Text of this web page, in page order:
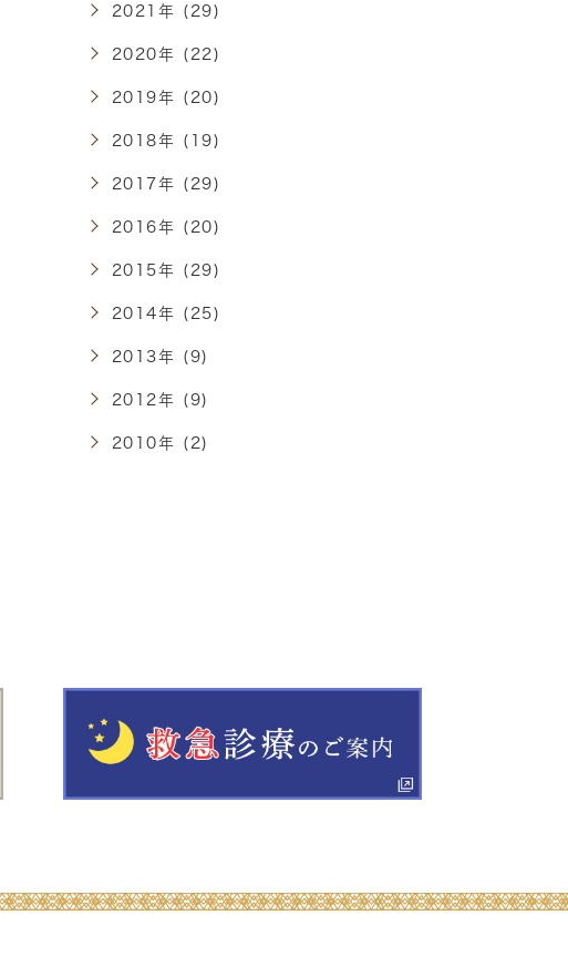
2021年 (29)
2020年 (22)
2019年 (20)
2018年 (19)
2017年 (29)
2016年 (20)
2015年 (29)
2014年 (25)
2013年 (9)
2012年 (9)
2010年 (2)